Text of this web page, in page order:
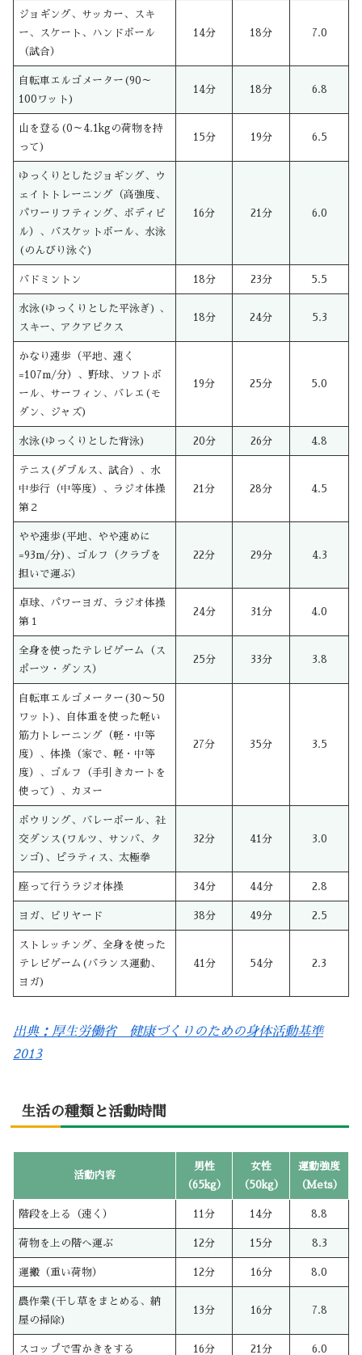
ジョギング、サッカー、スキ
ー、スケート、ハンドボール
（試合）
14分 18分 7.0
自転車エルゴメーター(90～
100ワット)
14分 18分 6.8
山を登る(0～4.1kgの荷物を持
って)
15分 19分 6.5
ゆっくりとしたジョギング、ウ
ェイトトレーニング（高強度、
パワーリフティング、ボディビ
ル）、バスケットボール、水泳
(のんびり泳ぐ)
16分 21分 6.0
バドミントン 18分 23分 5.5
水泳(ゆっくりとした平泳ぎ) 、
スキー、アクアビクス
18分 24分 5.3
かなり速歩（平地、速く
=107m/分）、野球、ソフトボ
ール、サーフィン、バレエ(モ
ダン、ジャズ)
19分 25分 5.0
水泳(ゆっくりとした背泳) 20分 26分 4.8
テニス(ダブルス、試合）、水
中歩行（中等度）、ラジオ体操
第２
21分 28分 4.5
やや速歩(平地、やや速めに
=93m/分)、ゴルフ（クラブを
担いで運ぶ）
22分 29分 4.3
卓球、パワーヨガ、ラジオ体操
第１
24分 31分 4.0
全身を使ったテレビゲーム（ス
ポーツ・ダンス）
25分 33分 3.8
自転車エルゴメーター(30～50
ワット)、自体重を使った軽い
筋力トレーニング（軽・中等
度）、体操（家で、軽・中等
度）、ゴルフ（手引きカートを
使って）、カヌー
27分 35分 3.5
ボウリング、バレーボール、社
交ダンス(ワルツ、サンバ、タ
ンゴ)、ピラティス、太極拳
32分 41分 3.0
座って行うラジオ体操 34分 44分 2.8
ヨガ、ビリヤード 38分 49分 2.5
ストレッチング、全身を使った
テレビゲーム(バランス運動、
ヨガ)
41分 54分 2.3
出典：厚生労働省 健康づくりのための身体活動基準
2013
生活の種類と活動時間
活動内容
男性
（65kg）
女性
（50kg）
運動強度
（Mets）
階段を上る（速く） 11分 14分 8.8
荷物を上の階へ運ぶ 12分 15分 8.3
運搬（重い荷物） 12分 16分 8.0
農作業(干し草をまとめる、納
屋の掃除)
13分 16分 7.8
スコップで雪かきをする 16分 21分 6.0